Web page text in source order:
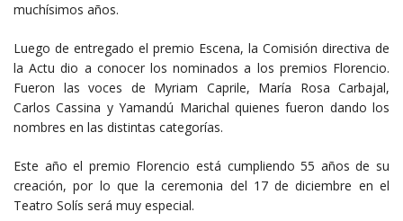
muchísimos años.
Luego de entregado el premio Escena, la Comisión directiva de
la Actu dio a conocer los nominados a los premios Florencio.
Fueron las voces de Myriam Caprile, María Rosa Carbajal,
Carlos Cassina y Yamandú Marichal quienes fueron dando los
nombres en las distintas categorías.
Este año el premio Florencio está cumpliendo 55 años de su
creación, por lo que la ceremonia del 17 de diciembre en el
Teatro Solís será muy especial.